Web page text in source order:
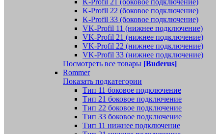
K-Profil 21 (боковое подключение)
K-Profil 22 (боковое подключение)
K-Profil 33 (боковое подключение)
VK-Profil 11 (нижнее подключение)
VK-Profil 21 (нижнее подключение)
VK-Profil 22 (нижнее подключение)
VK-Profil 33 (нижнее подключение)
Посмотреть все товары [Buderus]
Rommer
Показать подкатегории
Тип 11 боковое подключение
Тип 21 боковое подключение
Тип 22 боковое подключение
Тип 33 боковое подключение
Тип 11 нижнее подключение